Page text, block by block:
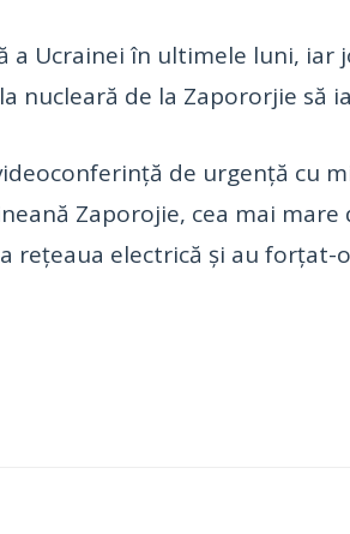
Ucrainei în ultimele luni, iar
nucleară de la Zapororjie să
de urgenţă cu
Zaporojie, cea mai mare
reţeaua electrică şi au forţat-